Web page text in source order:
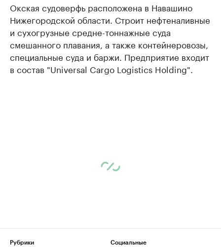
Окская судоверфь расположена в Навашино
Нижегородской области. Строит нефтеналивные
и сухогрузные средне-тоннажные суда
смешанного плавания, а также контейнеровозы,
специальные суда и баржи. Предприятие входит
в состав "Universal Cargo Logistics Holding".
Рубрики
Социальные